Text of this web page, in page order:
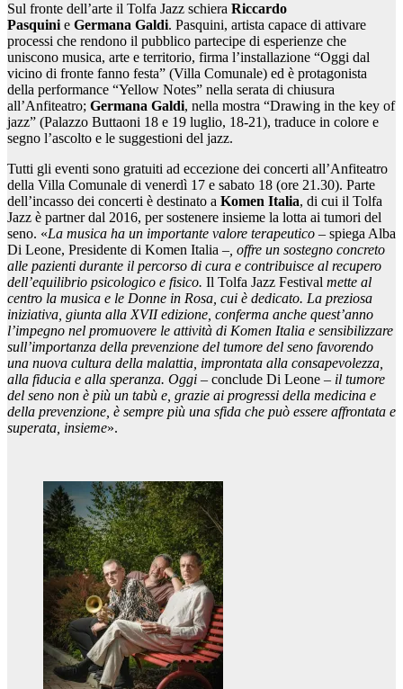
Sul fronte dell’arte il Tolfa Jazz schiera Riccardo
Pasquinie Germana Galdi. Pasquini, artista capace di attivare
processi che rendono il pubblico partecipe di esperienze che
uniscono musica, arte e territorio, firma l’installazione “Oggi dal
vicino di fronte fanno festa” (Villa Comunale) ed è protagonista
della performance “Yellow Notes” nella serata di chiusura
all’Anfiteatro; Germana Galdi, nella mostra “Drawing in the key of
jazz” (Palazzo Buttaoni 18 e 19 luglio, 18-21), traduce in colore e
segno l’ascolto e le suggestioni del jazz.
Tutti gli eventi sono gratuiti ad eccezione dei concerti all’Anfiteatro
della Villa Comunale di venerdì 17 e sabato 18 (ore 21.30). Parte
dell’incasso dei concerti è destinato a Komen Italia, di cui il Tolfa
Jazz è partner dal 2016, per sostenere insieme la lotta ai tumori del
seno. «La musica ha un importante valore terapeutico – spiega Alba
Di Leone, Presidente di Komen Italia –, offre un sostegno concreto
alle pazienti durante il percorso di cura e contribuisce al recupero
dell’equilibrio psicologico e fisico. Il Tolfa Jazz Festival mette al
centro la musica e le Donne in Rosa, cui è dedicato. La preziosa
iniziativa, giunta alla XVII edizione, conferma anche quest’anno
l’impegno nel promuovere le attività di Komen Italia e sensibilizzare
sull’importanza della prevenzione del tumore del seno favorendo
una nuova cultura della malattia, improntata alla consapevolezza,
alla fiducia e alla speranza. Oggi – conclude Di Leone – il tumore
del seno non è più un tabù e, grazie ai progressi della medicina e
della prevenzione, è sempre più una sfida che può essere affrontata e
superata, insieme».